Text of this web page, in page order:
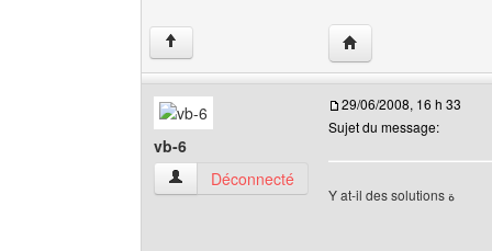
↑ Visiter le site web de
vb-6
vb-6 Voir le profil de l'utilisateur
Déconnecté
29/06/2008, 16 h 33
Sujet du message:
Y at-il des solutions ة